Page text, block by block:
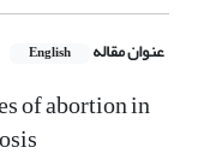
عنوان مقاله English
of abortion in